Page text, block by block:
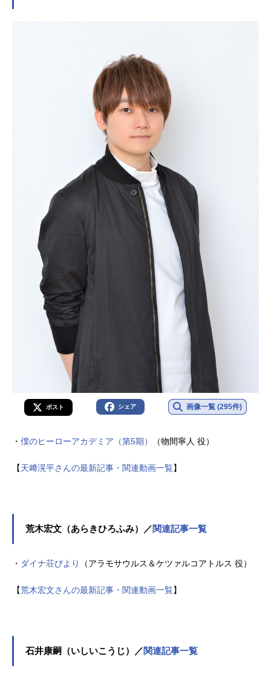
ポスト シェア 画像一覧 (295件)
・ 僕のヒーローアカデミア（第5期） （物間寧人 役）
【天﨑滉平さんの最新記事・関連動画一覧】
荒木宏文（あらきひろふみ）／関連記事一覧
・ ダイナ荘びより （アラモサウルス＆ケツァルコアトルス 役）
【荒木宏文さんの最新記事・関連動画一覧】
石井康嗣（いしいこうじ）／関連記事一覧